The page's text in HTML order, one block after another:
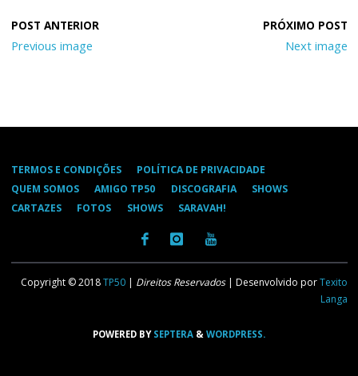
Previous image Next image
TERMOS E CONDIÇÕES
POLÍTICA DE PRIVACIDADE
QUEM SOMOS
AMIGO TP50 DISCOGRAFIA
SHOWS
CARTAZES
FOTOS SHOWS SARAVAH!
Copyright © 2018TP50 | Direitos Reservados| Desenvolvido porTexito
Langa
POWERED BYSEPTERA & WORDPRESS.